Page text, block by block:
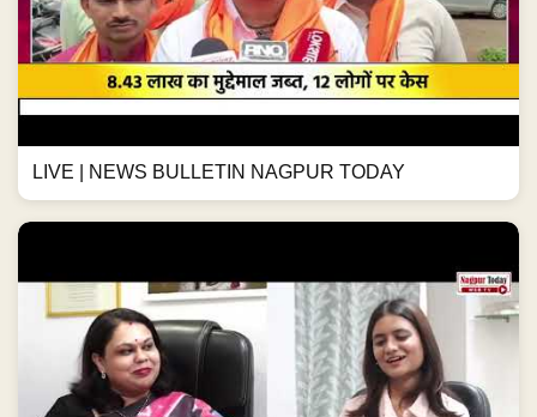
LIVE | NEWS BULLETIN NAGPUR TODAY